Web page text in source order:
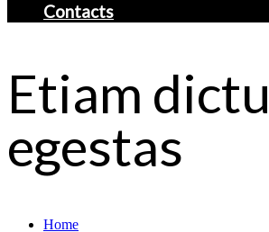
Contacts
Etiam
egestas
Home